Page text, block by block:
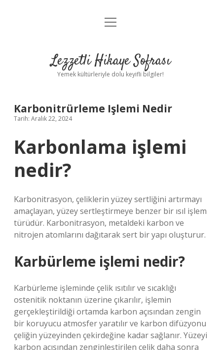
Anasayfa
Yasal Uyarı
menüyü
Lezzetli Hikaye Sofrası
Yemek kültürleriyle dolu keyifli bilgiler!
Karbonitrürleme Işlemi Nedir
Tarih: Aralık 22, 2024
Karbonlama işlemi
nedir?
Karbonitrasyon, çeliklerin yüzey sertliğini artırmayı
amaçlayan, yüzey sertleştirmeye benzer bir ısıl işlem
türüdür. Karbonitrasyon, metaldeki karbon ve
nitrojen atomlarını dağıtarak sert bir yapı oluşturur.
Karbürleme işlemi nedir?
Karbürleme işleminde çelik ısıtılır ve sıcaklığı
ostenitik noktanın üzerine çıkarılır, işlemin
gerçekleştirildiği ortamda karbon açısından zengin
bir koruyucu atmosfer yaratılır ve karbon difüzyonu
çeliğin yüzeyinden çekirdeğine kadar sağlanır. Yüzeyi
karbon açısından zenginleştirilen çelik daha sonra